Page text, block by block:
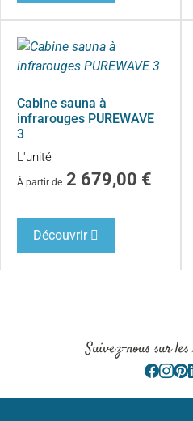
Cabine sauna à
infrarouges PUREWAVE
3
L'unité
À partir de 2 679,00 €
Découvrir
Suivez-nous sur